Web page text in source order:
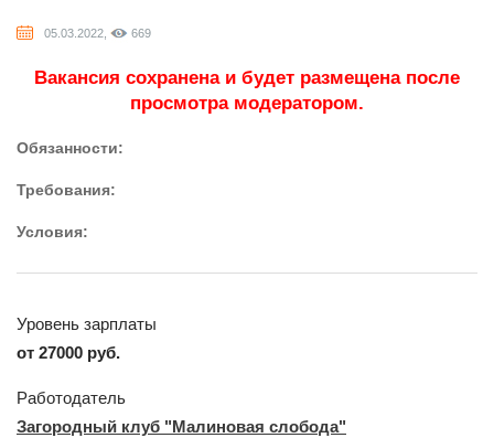
05.03.2022, 669
Вакансия сохранена и будет размещена после
просмотра модератором.
Обязанности:
Требования:
Условия:
Уровень зарплаты
от 27000 руб.
Работодатель
Загородный клуб "Малиновая слобода"